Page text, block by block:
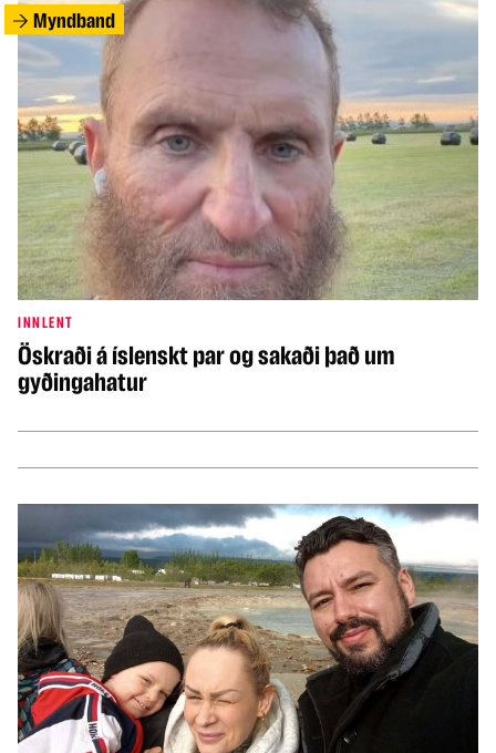
Myndband
INNLENT
Öskraði á íslenskt par og sakaði það um
gyðingahatur